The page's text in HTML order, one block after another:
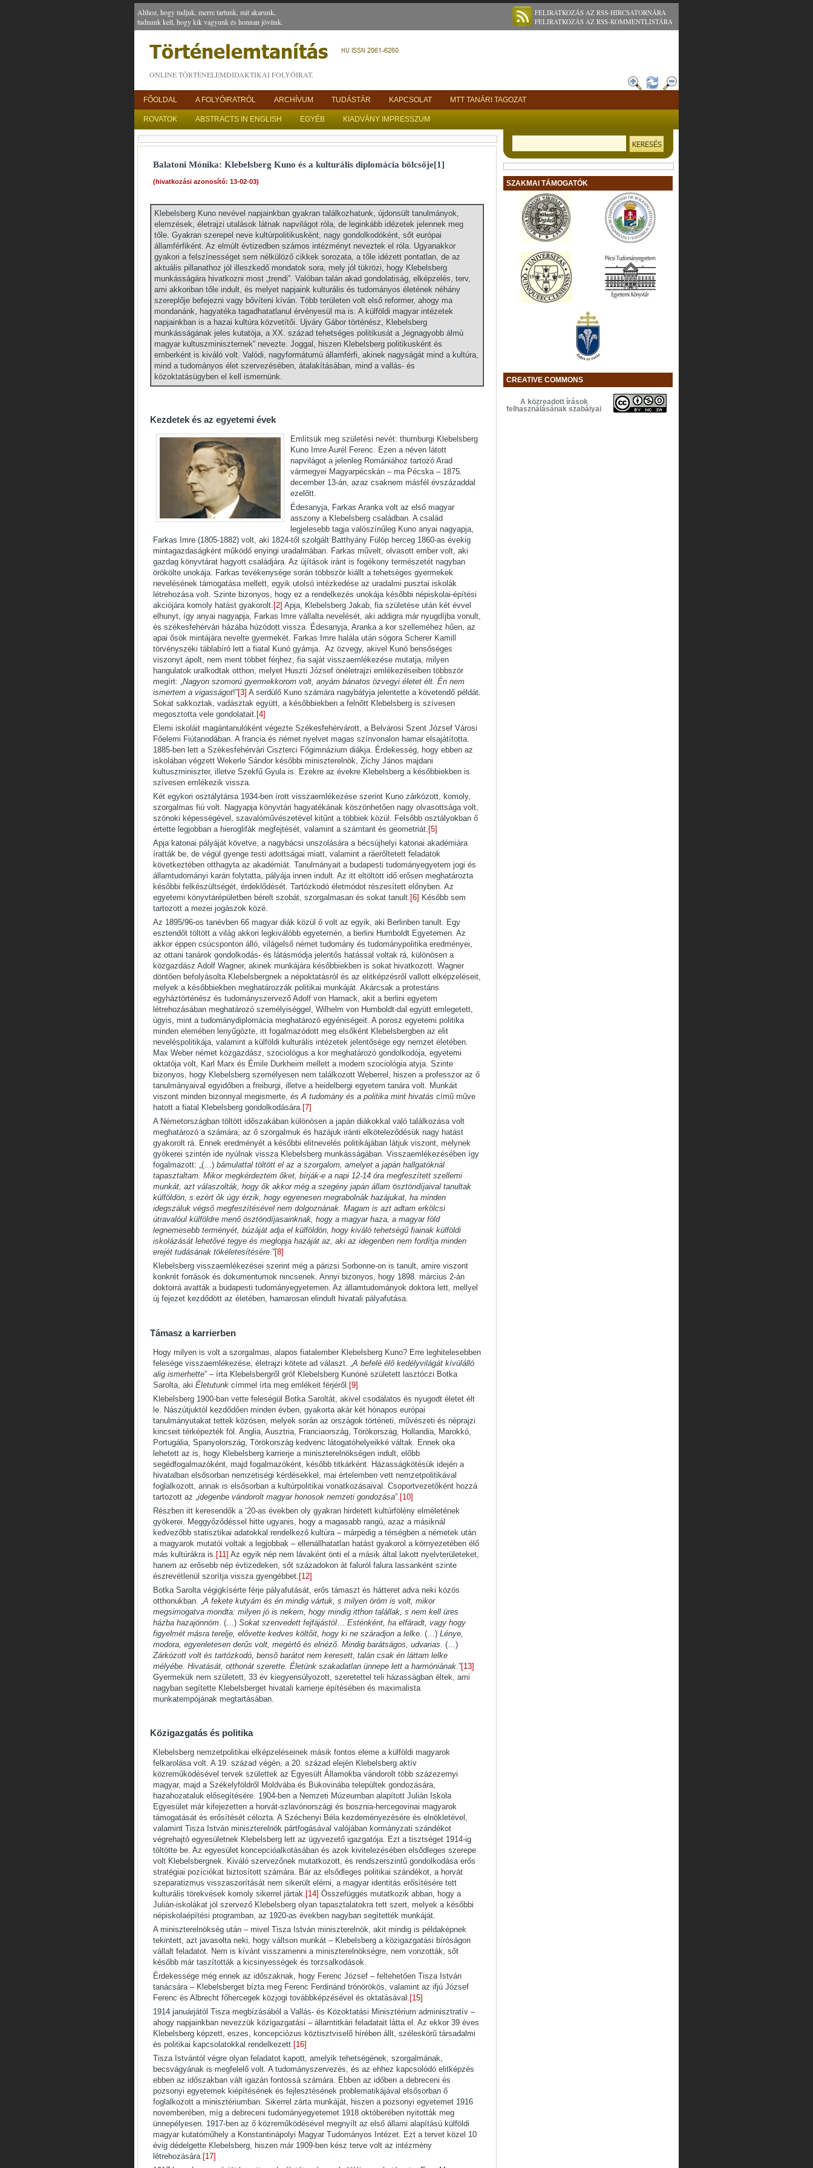
Ahhoz, hogy tudjuk, merre tartunk, mit akarunk,
tudnunk kell, hogy kik vagyunk és honnan jövünk.
FELIRATKOZÁS AZ RSS-HIRCSATORNÁRA
FELIRATKOZÁS AZ RSS-KOMMENTLISTÁRA
ONLINE TÖRTÉNELEMDIDAKTIKAI FOLYÓIRAT.
FŐOLDAL A FOLYÓIRATRÓL ARCHÍVUM TUDÁSTÁR KAPCSOLAT MTT TANÁRI TAGOZAT
ROVATOK ABSTRACTS IN ENGLISH EGYÉB KIADVÁNY IMPRESSZUM
Balatoni Mónika: Klebelsberg Kuno és a kulturális diplomácia bölcsője[1]
(hivatkozási azonosító: 13-02-03)
Klebelsberg Kuno nevével napjainkban gyakran találkozhatunk, újdonsült tanulmányok,
elemzések, életrajzi utalások látnak napvilágot róla, de leginkább idézetek jelennek meg
tőle. Gyakran szerepel neve kultúrpolitikusként, nagy gondolkodóként, sőt európai
államférfiként. Az elmúlt évtizedben számos intézményt neveztek el róla. Ugyanakkor
gyakori a felszínességet sem nélkülöző cikkek sorozata, a tőle idézett pontatlan, de az
aktuális pillanathoz jól illeszkedő mondatok sora, mely jól tükrözi, hogy Klebelsberg
munkásságára hivatkozni most „trendi”. Valóban talán akad gondolatiság, elképzelés, terv,
ami akkoriban tőle indult, és melyet napjaink kulturális és tudományos életének néhány
szereplője befejezni vagy bővíteni kíván. Több területen volt első reformer, ahogy ma
mondanánk, hagyatéka tagadhatatlanul érvényesül ma is. A külföldi magyar intézetek
napjainkban is a hazai kultúra közvetítői. Ujváry Gábor történész, Klebelsberg
munkásságának jeles kutatója, a XX. század tehetséges politikusát a „legnagyobb álmú
magyar kultuszminiszternek” nevezte. Joggal, hiszen Klebelsberg politikusként és
emberként is kiváló volt. Valódi, nagyformátumú államférfi, akinek nagyságát mind a kultúra,
mind a tudományos élet szervezésében, átalakításában, mind a vallás- és
közoktatásügyben el kell ismernünk.
Kezdetek és az egyetemi évek
Említsük meg születési nevét: thumburgi Klebelsberg
Kuno Imre Aurél Ferenc. Ezen a néven látott
napvilágot a jelenleg Romániához tartozó Arad
vármegyei Magyarpécskán – ma Pécska – 1875.
december 13-án, azaz csaknem másfél évszázaddal
ezelőtt.
Édesanyja, Farkas Aranka volt az első magyar
asszony a Klebelsberg családban. A család
legjelesebb tagja valószínűleg Kuno anyai nagyapja,
Farkas Imre (1805-1882) volt, aki 1824-től szolgált Batthyány Fülöp herceg 1860-as évekig
mintagazdaságként működő enyingi uradalmában. Farkas művelt, olvasott ember volt, aki
gazdag könyvtárat hagyott családjára. Az újítások iránt is fogékony természetét nagyban
örökölte unokája. Farkas tevékenysége során többször kiállt a tehetséges gyermekek
nevelésének támogatása mellett, egyik utolsó intézkedése az uradalmi pusztai iskolák
létrehozása volt. Szinte bizonyos, hogy ez a rendelkezés unokája későbbi népiskolai-építési
akciójára komoly hatást gyakorolt. [2] Apja, Klebelsberg Jakab, fia születése után két évvel
elhunyt, így anyai nagyapja, Farkas Imre vállalta nevelését, aki addigra már nyugdíjba vonult,
és székesfehérvári házába húzódott vissza. Édesanyja, Aranka a kor szelleméhez hűen, az
apai ősök mintájára nevelte gyermekét. Farkas Imre halála után sógora Scherer Kamill
törvényszéki táblabíró lett a fiatal Kunó gyámja. Az özvegy, akivel Kunó bensőséges
viszonyt ápolt, nem ment többet férjhez, fia saját visszaemlékezése mutatja, milyen
hangulatok uralkodtak otthon, melyet Huszti József önéletrajzi emlékezéseiben többször
megírt: „Nagyon szomorú gyermekkorom volt, anyám bánatos özvegyi életet élt. Én nem
ismertem a vigasságot!”[3] A serdülő Kuno számára nagybátyja jelentette a követendő példát.
Sokat sakkoztak, vadásztak együtt, a későbbiekben a felnőtt Klebelsberg is szívesen
megosztotta vele gondolatait. [4]
Elemi iskoláit magántanulóként végezte Székesfehérvárott, a Belvárosi Szent József Városi
Főelemi Fiútanodában. A francia és német nyelvet magas színvonalon hamar elsajátította.
1885-ben lett a Székesfehérvári Ciszterci Főgimnázium diákja. Érdekesség, hogy ebben az
iskolában végzett Wekerle Sándor későbbi miniszterelnök, Zichy János majdani
kultuszminiszter, illetve Szekfű Gyula is. Ezekre az évekre Klebelsberg a későbbiekben is
szívesen emlékezik vissza.
Két egykori osztálytársa 1934-ben írott visszaemlékezése szerint Kuno zárkózott, komoly,
szorgalmas fiú volt. Nagyapja könyvtári hagyatékának köszönhetően nagy olvasottsága volt,
szónoki képességével, szavalóművészetével kitűnt a többiek közül. Felsőbb osztályokban ő
értette legjobban a hieroglifák megfejtését, valamint a számtant és geometriát. [5]
Apja katonai pályáját követve, a nagybácsi unszolására a bécsújhelyi katonai akadémiára
íratták be, de végül gyenge testi adottságai miatt, valamint a ráerőltetett feladatok
következtében otthagyta az akadémiát. Tanulmányait a budapesti tudományegyetem jogi és
államtudományi karán folytatta, pályája innen indult. Az itt eltöltött idő erősen meghatározta
későbbi felkészültségét, érdeklődését. Tartózkodó életmódot részesített előnyben. Az
egyetemi könyvtárépületben bérelt szobát, szorgalmasan és sokat tanult. [6] Később sem
tartozott a mezei jogászok közé.
Az 1895/96-os tanévben 66 magyar diák közül ő volt az egyik, aki Berlinben tanult. Egy
esztendőt töltött a világ akkori legkiválóbb egyetemén, a berlini Humboldt Egyetemen. Az
akkor éppen csúcsponton álló, világelső német tudomány és tudománypolitika eredményei,
az ottani tanárok gondolkodás- és látásmódja jelentős hatással voltak rá, különösen a
közgazdász Adolf Wagner, akinek munkájára későbbiekben is sokat hivatkozott. Wagner
döntően befolyásolta Klebelsbergnek a népoktatásról és az elitképzésről vallott elképzeléseit,
melyek a későbbiekben meghatározzák politikai munkáját. Akárcsak a protestáns
egyháztörténész és tudományszervező Adolf von Harnack, akit a berlini egyetem
létrehozásában meghatározó személyiséggel, Wilhelm von Humboldt-dal együtt emlegetett,
úgyis, mint a tudománydiplomácia meghatározó egyéniségeit. A porosz egyetemi politika
minden elemében lenyűgözte, itt fogalmazódott meg elsőként Klebelsbergben az elit
neveléspolitikája, valamint a külföldi kulturális intézetek jelentősége egy nemzet életében.
Max Weber német közgazdász, szociológus a kor meghatározó gondolkodója, egyetemi
oktatója volt, Karl Marx és Émile Durkheim mellett a modern szociológia atyja. Szinte
bizonyos, hogy Klebelsberg személyesen nem találkozott Weberrel, hiszen a professzor az ő
tanulmányaival egyidőben a freiburgi, illetve a heidelbergi egyetem tanára volt. Munkáit
viszont minden bizonnyal megismerte, ésA tudomány és a politika mint hivatás című műve
hatott a fiatal Klebelsberg gondolkodására. [7]
A Németországban töltött időszakában különösen a japán diákokkal való találkozása volt
meghatározó a számára, az ő szorgalmuk és hazájuk iránti elköteleződésük nagy hatást
gyakorolt rá. Ennek eredményét a későbbi elitnevelés politikájában látjuk viszont, melynek
gyökerei szintén ide nyúlnak vissza Klebelsberg munkásságában. Visszaemlékezésében így
fogalmazott: „(…) bámulattal töltött el az a szorgalom, amelyet a japán hallgatóknál
tapasztaltam. Mikor megkérdeztem őket, bírják-e a napi 12-14 óra megfeszített szellemi
munkát, azt válaszolták, hogy ők akkor még a szegény japán állam ösztöndíjaival tanultak
külföldön, s ezért ők úgy érzik, hogy egyenesen megrabolnák hazájukat, ha minden
idegszáluk végső megfeszítésével nem dolgoznának. Magam is azt adtam erkölcsi
útravalóul külföldre menő ösztöndíjasainknak, hogy a magyar haza, a magyar föld
legnemesebb terményét, búzáját adja el külföldön, hogy kiváló tehetségű fiainak külföldi
iskolázását lehetővé tegye és meglopja hazáját az, aki az idegenben nem fordítja minden
erejét tudásának tökéletesítésére.”[8]
Klebelsberg visszaemlékezései szerint még a párizsi Sorbonne-on is tanult, amire viszont
konkrét források és dokumentumok nincsenek. Annyi bizonyos, hogy 1898. március 2-án
doktorrá avatták a budapesti tudományegyetemen. Az államtudományok doktora lett, mellyel
új fejezet kezdődött az életében, hamarosan elindult hivatali pályafutása.
Támasz a karrierben
Hogy milyen is volt a szorgalmas, alapos fiatalember Klebelsberg Kuno? Erre leghitelesebben
felesége visszaemlékezése, életrajzi kötete ad választ. „ A befelé élő kedélyvilágát kívülálló
alig ismerhette” – írta Klebelsbergről gróf Klebelsberg Kunóné született lasztóczi Botka
Sarolta, aki Életutunk címmel írta meg emlékeit férjéről. [9]
Klebelsberg 1900-ban vette feleségül Botka Saroltát, akivel csodálatos és nyugodt életet élt
le. Nászútjuktól kezdődően minden évben, gyakorta akár két hónapos európai
tanulmányutakat tettek közösen, melyek során az országok történeti, művészeti és néprajzi
kincseit térképezték föl. Anglia, Ausztria, Franciaország, Törökország, Hollandia, Marokkó,
Portugália, Spanyolország, Törökország kedvenc látogatóhelyeikké váltak. Ennek oka
lehetett az is, hogy Klebelsberg karrierje a miniszterelnökségen indult, előbb
segédfogalmazóként, majd fogalmazóként, később titkárként. Házasságkötésük idején a
hivatalban elsősorban nemzetiségi kérdésekkel, mai értelemben vett nemzetpolitikával
foglalkozott, annak is elsősorban a kultúrpolitikai vonatkozásaival. Csoportvezetőként hozzá
tartozott az „ idegenbe vándorolt magyar honosok nemzeti gondozása”. [10]
Részben itt keresendők a ’20-as években oly gyakran hirdetett kultúrfölény elméletének
gyökerei. Meggyőződéssel hitte ugyanis, hogy a magasabb rangú, azaz a másiknál
kedvezőbb statisztikai adatokkal rendelkező kultúra – márpedig a térségben a németek után
a magyarok mutatói voltak a legjobbak – ellenállhatatlan hatást gyakorol a környezetében élő
más kultúrákra is. [11] Az egyik nép nem lávaként önti el a másik által lakott nyelvterületeket,
hanem az erősebb nép évtizedeken, sőt századokon át faluról falura lassanként szinte
észrevétlenül szorítja vissza gyengébbet. [12]
Botka Sarolta végigkísérte férje pályafutását, erős támaszt és hátteret adva neki közös
otthonukban. „ A fekete kutyám és én mindig vártuk, s milyen öröm is volt, mikor
megsimogatva mondta: milyen jó is nekem, hogy mindig itthon talállak, s nem kell üres
házba hazajönnöm . (…) Sokat szenvedett fejfájástól
Esténként, ha elfáradt, vagy hogy
figyelmét másra terelje, elővette kedves költőit, hogy ki ne száradjon a lelke . (…) Lénye,
modora, egyenletesen derűs volt, megértő és elnéző. Mindig barátságos, udvarias . (…)
Zárkózott volt és tartózkodó, benső barátot nem keresett, talán csak én láttam lelke
mélyébe. Hivatását, otthonát szerette. Életünk szakadatlan ünnepe lett a harmóniának .”[13]
Gyermekük nem született, 33 év kiegyensúlyozott, szeretettel teli házasságban éltek, ami
nagyban segítette Klebelsberget hivatali karrierje építésében és maximalista
munkatempójának megtartásában.
Közigazgatás és politika
Klebelsberg nemzetpolitikai elképzeléseinek másik fontos eleme a külföldi magyarok
felkarolása volt. A 19. század végén, a 20. század elején Klebelsberg aktív
közreműködésével tervek születtek az Egyesült Államokba vándorolt több százezernyi
magyar, majd a Székelyföldről Moldvába és Bukovinába települtek gondozására,
hazahozataluk elősegítésére. 1904-ben a Nemzeti Múzeumban alapított Julián Iskola
Egyesület már kifejezetten a horvát-szlavónországi és bosznia-hercegovinai magyarok
támogatását és erősítését célozta. A Széchenyi Béla kezdeményezésére és elnökletével,
valamint Tisza István miniszterelnök pártfogásával valójában kormányzati szándékot
végrehajtó egyesületnek Klebelsberg lett az ügyvezető igazgatója. Ezt a tisztséget 1914-ig
töltötte be. Az egyesület koncepcióalkotásában és azok kivitelezésében elsődleges szerepe
volt Klebelsbergnek. Kiváló szervezőnek mutatkozott, és rendszerszintű gondolkodása erős
stratégiai pozíciókat biztosított számára. Bár az elsődleges politikai szándékot, a horvát
szeparatizmus visszaszorítását nem sikerült elérni, a magyar identitás erősítésére tett
kulturális törekvések komoly sikerrel jártak. [14] Összefüggés mutatkozik abban, hogy a
Julián-iskolákat jól szervező Klebelsberg olyan tapasztalatokra tett szert, melyek a későbbi
népiskolaépítési programban, az 1920-as években nagyban segítették munkáját.
A miniszterelnökség után – mivel Tisza István miniszterelnök, akit mindig is példaképnek
tekintett, azt javasolta neki, hogy váltson munkát – Klebelsberg a közigazgatási bíróságon
vállalt feladatot. Nem is kívánt visszamenni a miniszterelnökségre, nem vonzották, sőt
később már taszították a kicsinyességek és torzsalkodások.
Érdekessége még ennek az időszaknak, hogy Ferenc József – feltehetően Tisza István
tanácsára – Klebelsberget bízta meg Ferenc Ferdinánd trónörökös, valamint az ifjú József
Ferenc és Albrecht főhercegek közjogi továbbképzésével és oktatásával. [15]
1914 januárjától Tisza megbízásából a Vallás- és Közoktatási Minisztérium adminisztratív –
ahogy napjainkban nevezzük közigazgatási – államtitkári feladatait látta el. Az ekkor 39 éves
Klebelsberg képzett, eszes, koncepciózus köztisztviselő hírében állt, széleskörű társadalmi
és politikai kapcsolatokkal rendelkezett. [16]
Tisza Istvántól végre olyan feladatot kapott, amelyik tehetségének, szorgalmának,
becsvágyának is megfelelő volt. A tudományszervezés, és az ehhez kapcsolódó elitképzés
ebben az időszakban vált igazán fontossá számára. Ebben az időben a debreceni és
pozsonyi egyetemek kiépítésének és fejlesztésének problematikájával elsősorban ő
foglalkozott a minisztériumban. Sikerrel zárta munkáját, hiszen a pozsonyi egyetemet 1916
novemberében, míg a debreceni tudományegyetemet 1918 októberében nyitották meg
ünnepélyesen. 1917-ben az ő közreműködésével megnyílt az első állami alapítású külföldi
magyar kutatóműhely a Konstantinápolyi Magyar Tudományos Intézet. Ezt a tervet közel 10
évig dédelgette Klebelsberg, hiszen már 1909-ben kész terve volt az intézmény
létrehozására. [17]
SZAKMAI TÁMOGATÓK
CREATIVE COMMONS
A közreadott írások
felhasználásának szabályai